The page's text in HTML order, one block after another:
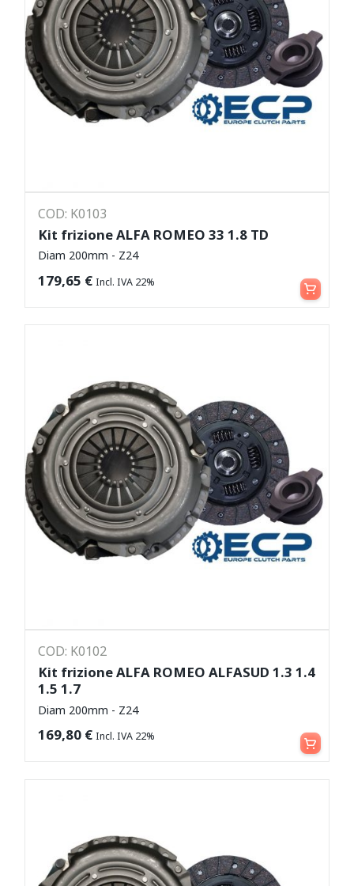
COD: K0103
Kit frizione ALFA ROMEO 33 1.8 TD
Diam 200mm - Z24
179,65 € Incl. IVA 22% Leggi tutto
COD: K0102
Kit frizione ALFA ROMEO ALFASUD 1.3 1.4
1.5 1.7
Diam 200mm - Z24
169,80 € Incl. IVA 22% Leggi tutto